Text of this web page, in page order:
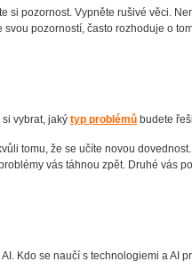
si pozornost. Vypněte rušivé věci.
svou pozorností, často rozhoduje o
vybrat, jaký typ problémů budete
tomu, že se učíte novou
vás táhnou zpět. Druhé vás
Kdo se naučí s technologiemi a AI